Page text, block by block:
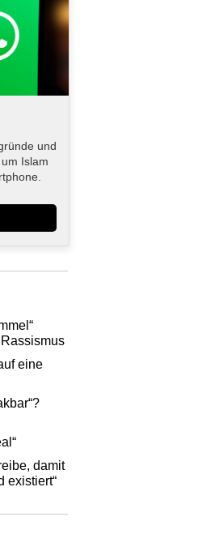
und
Islam
eine
damit
existiert“